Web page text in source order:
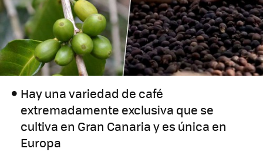
Hay una variedad de café
extremadamente exclusiva que se
cultiva en Gran Canaria y es única en
Europa